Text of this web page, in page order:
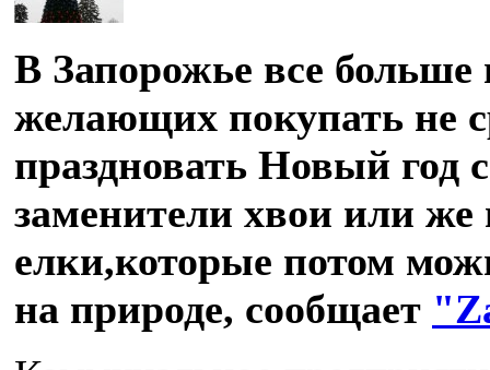
В Запорожье все больше
желающих покупать не
праздновать Новый год
заменители хвои или
елки,которые потом
на природе, сообщает